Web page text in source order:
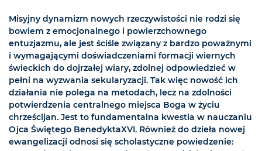
Misyjny dynamizm nowych rzeczywistości nie rodzi się
bowiem z emocjonalnego i powierzchownego
entuzjazmu, ale jest ściśle związany z bardzo poważnymi
i wymagającymi doświadczeniami formacji wiernych
świeckich do dojrzałej wiary, zdolnej odpowiedzieć w
pełni na wyzwania sekularyzacji. Tak więc nowość ich
działania nie polega na metodach, lecz na zdolności
potwierdzenia centralnego miejsca Boga w życiu
chrześcijan. Jest to fundamentalna kwestia w nauczaniu
Ojca Świętego BenedyktaXVI. Również do dzieła nowej
ewangelizacji odnosi się scholastyczne powiedzenie: